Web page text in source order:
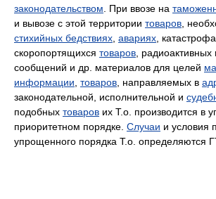
законодательством . При ввозе на
и вывозе с этой территории товаров ,
стихийных бедствиях авариях ,
скоропортящихся товаров ,
сообщений и др. материалов для целей
информации товаров , направляемых в
законодательной, исполнительной и
подобных товаров их Т.о. производится в
приоритетном порядке. Случаи и условия
упрощенного порядка Т.о. определяются